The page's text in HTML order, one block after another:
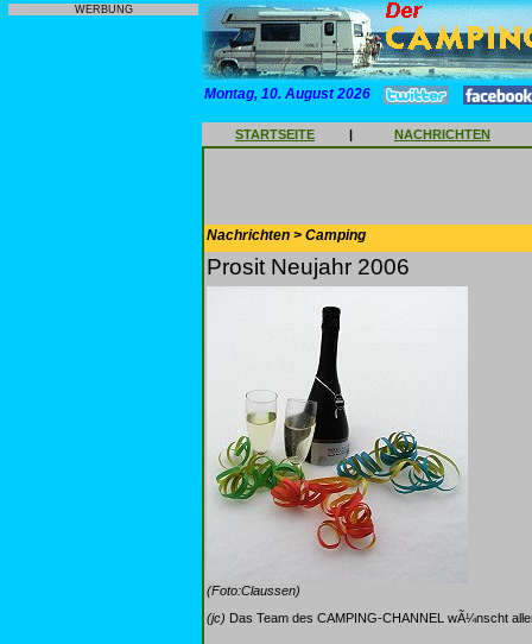
WERBUNG
Montag, 10. August 2026
STARTSEITE | NACHRICHTEN
Nachrichten > Camping
Prosit Neujahr 2006
(Foto:Claussen)
(jc) Das Team des CAMPING-CHANNEL wÃ¼nscht